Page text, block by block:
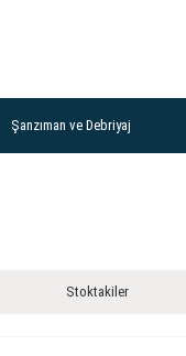
Şanzıman ve Debriyaj
Stoktakiler